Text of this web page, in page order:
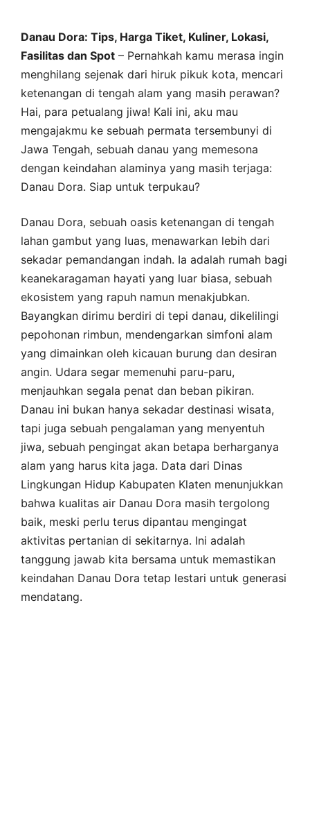
Danau Dora: Tips, Harga Tiket, Kuliner, Lokasi,
Fasilitas dan Spot – Pernahkah kamu merasa ingin
menghilang sejenak dari hiruk pikuk kota, mencari
ketenangan di tengah alam yang masih perawan?
Hai, para petualang jiwa! Kali ini, aku mau
mengajakmu ke sebuah permata tersembunyi di
Jawa Tengah, sebuah danau yang memesona
dengan keindahan alaminya yang masih terjaga:
Danau Dora. Siap untuk terpukau?
Danau Dora, sebuah oasis ketenangan di tengah
lahan gambut yang luas, menawarkan lebih dari
sekadar pemandangan indah. Ia adalah rumah bagi
keanekaragaman hayati yang luar biasa, sebuah
ekosistem yang rapuh namun menakjubkan.
Bayangkan dirimu berdiri di tepi danau, dikelilingi
pepohonan rimbun, mendengarkan simfoni alam
yang dimainkan oleh kicauan burung dan desiran
angin. Udara segar memenuhi paru-paru,
menjauhkan segala penat dan beban pikiran.
Danau ini bukan hanya sekadar destinasi wisata,
tapi juga sebuah pengalaman yang menyentuh
jiwa, sebuah pengingat akan betapa berharganya
alam yang harus kita jaga. Data dari Dinas
Lingkungan Hidup Kabupaten Klaten menunjukkan
bahwa kualitas air Danau Dora masih tergolong
baik, meski perlu terus dipantau mengingat
aktivitas pertanian di sekitarnya. Ini adalah
tanggung jawab kita bersama untuk memastikan
keindahan Danau Dora tetap lestari untuk generasi
mendatang.